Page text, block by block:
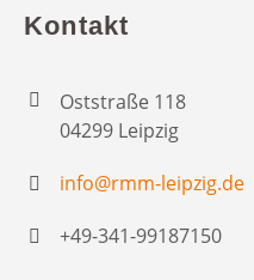
Kontakt
Oststraße 118
04299 Leipzig
info@rmm-leipzig.de
+49-341-99187150